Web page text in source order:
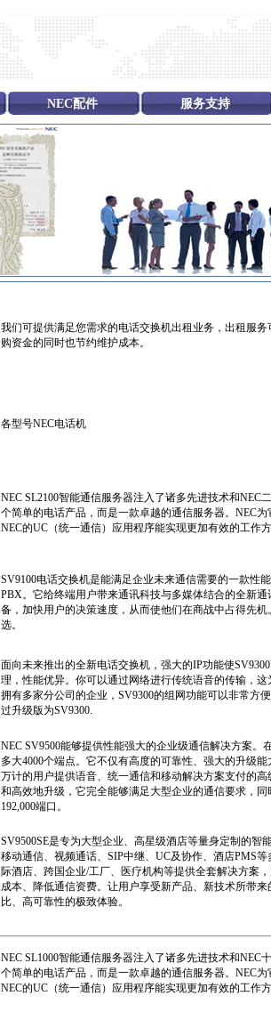
NEC配件 服务支持
我们可提供满足您需求的电话交换机出租业务，出租服
购资金的同时也节约维护成本。
各型号NEC电话机
NEC SL2100智能通信服务器注入了诸多先进技术和NEC
个简单的电话产品，而是一款卓越的通信服务器。NEC
NEC的UC（统一通信）应用程序能实现更加有效的工作
SV9100电话交换机是能满足企业未来通信需要的一款性
PBX。它给终端用户带来通讯科技与多媒体结合的全新
备，加快用户的决策速度，从而使他们在商战中占得先
选。
面向未来推出的全新电话交换机，强大的IP功能使
理，性能优异。你可以通过网络进行传统语音的传输，
拥有多家分公司的企业，SV9300的组网功能可以非常方
过升级版为SV9300.
NEC SV9500能够提供性能强大的企业级通信解决方案。
多大4000个端点。它不仅有高度的可靠性、强大的升级
万计的用户提供语音、统一通信和移动解决方案支付的
和高效地升级，它完全能够满足大型企业的通信要求，
192,000端口。
SV9500SE是专为大型企业、高星级酒店等量身定制的智
移动通信、视频通话、SIP中继、UC及协作、酒店PMS
际酒店、跨国企业/工厂、医疗机构等提供全套解决方案
成本、降低通信资费。让用户享受新产品、新技术所带
比、高可靠性的极致体验。
NEC SL1000智能通信服务器注入了诸多先进技术和NEC
个简单的电话产品，而是一款卓越的通信服务器。NEC
NEC的UC（统一通信）应用程序能实现更加有效的工作